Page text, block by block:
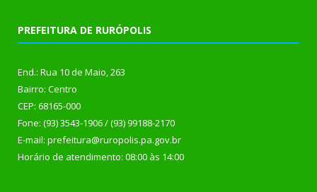
PREFEITURA DE RURÓPOLIS
End.: Rua 10 de Maio, 263
Bairro: Centro
CEP: 68165-000
Fone: (93) 3543-1906 / (93) 99188-2170
E-mail: prefeitura@ruropolis.pa.gov.br
Horário de atendimento: 08:00 às 14:00